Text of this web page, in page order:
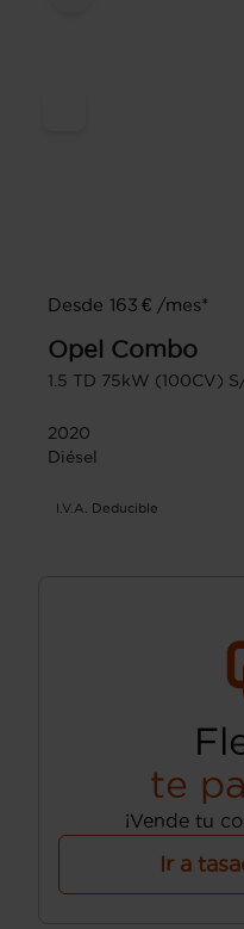
Desde 163 € /mes*
Opel Combo
1.5 TD 75kW (100CV)
2020
Diésel
I.V.A. Deducible
te
¡Vende tu
Ir a